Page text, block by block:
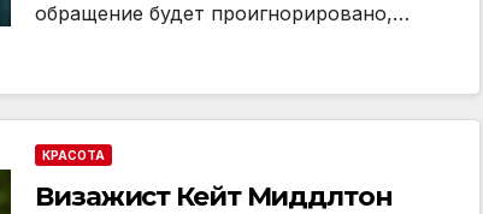
обращение будет проигнорировано,…
КРАСОТА
Визажист Кейт Миддлтон